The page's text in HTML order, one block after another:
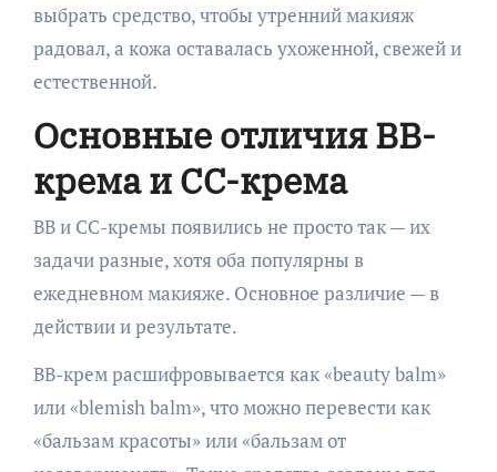
выбрать средство, чтобы утренний макияж
радовал, а кожа оставалась ухоженной, свежей и
естественной.
Основные отличия BB-
крема и CC-крема
BB и CC-кремы появились не просто так — их
задачи разные, хотя оба популярны в
ежедневном макияже. Основное различие — в
действии и результате.
BB-крем расшифровывается как «beauty balm»
или «blemish balm», что можно перевести как
«бальзам красоты» или «бальзам от